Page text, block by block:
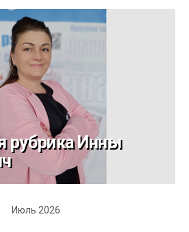
рубрика Инны
Июль 2026